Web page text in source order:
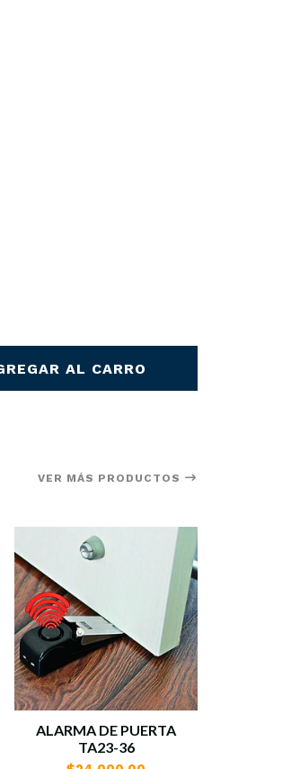
AL CARRO
VER MÁS PRODUCTOS
ALARMA DE PUERTA
TA23-36